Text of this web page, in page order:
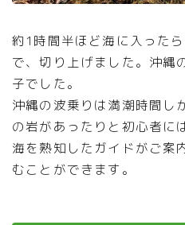
約1時間半ほど海に入った
で、切り上げました。沖縄
子でした。
沖縄の波乗りは満潮時間し
の岩があったりと初心者に
海を熟知したガイドがご案
むことができます。